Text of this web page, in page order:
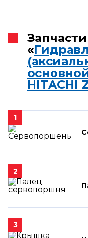
«
HITACHI
1
2
3